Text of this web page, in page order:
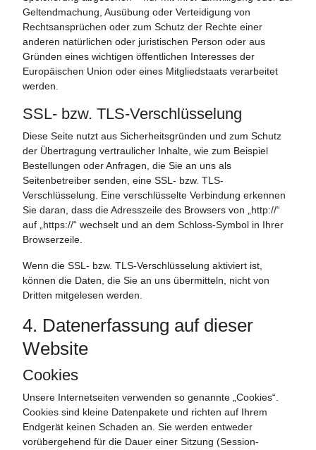
Geltendmachung, Ausübung oder Verteidigung von
Rechtsansprüchen oder zum Schutz der Rechte einer
anderen natürlichen oder juristischen Person oder aus
Gründen eines wichtigen öffentlichen Interesses der
Europäischen Union oder eines Mitgliedstaats verarbeitet
werden.
SSL- bzw. TLS-Verschlüsselung
Diese Seite nutzt aus Sicherheitsgründen und zum Schutz
der Übertragung vertraulicher Inhalte, wie zum Beispiel
Bestellungen oder Anfragen, die Sie an uns als
Seitenbetreiber senden, eine SSL- bzw. TLS-
Verschlüsselung. Eine verschlüsselte Verbindung erkennen
Sie daran, dass die Adresszeile des Browsers von „http://“
auf „https://“ wechselt und an dem Schloss-Symbol in Ihrer
Browserzeile.
Wenn die SSL- bzw. TLS-Verschlüsselung aktiviert ist,
können die Daten, die Sie an uns übermitteln, nicht von
Dritten mitgelesen werden.
4. Datenerfassung auf dieser
Website
Cookies
Unsere Internetseiten verwenden so genannte „Cookies“.
Cookies sind kleine Datenpakete und richten auf Ihrem
Endgerät keinen Schaden an. Sie werden entweder
vorübergehend für die Dauer einer Sitzung (Session-